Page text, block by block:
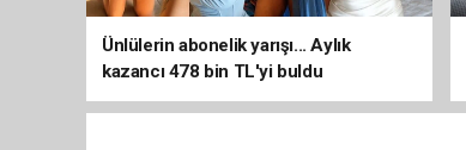
Ünlülerin abonelik yarışı... Aylık
kazancı 478 bin TL'yi buldu